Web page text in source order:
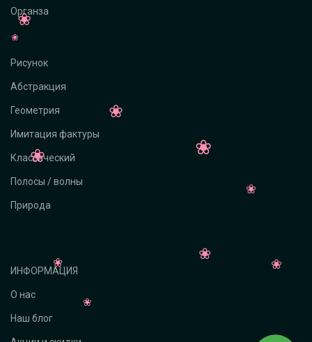
Органза
Рисунок
Абстракция
Геометрия
Имитация фактуры
Классический
Полосы / волны
Природа
ИНФОРМАЦИЯ
О нас
Наш блог